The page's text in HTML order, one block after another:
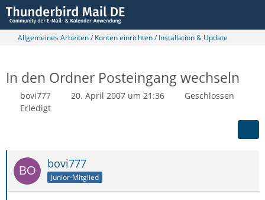
Allgemeines Arbeiten / Konten einrichten / Installation & Update
In den Ordner Posteingang wechseln
bovi777 20. April 2007 um 21:36
Geschlossen
Erledigt
bovi777
Junior-Mitglied